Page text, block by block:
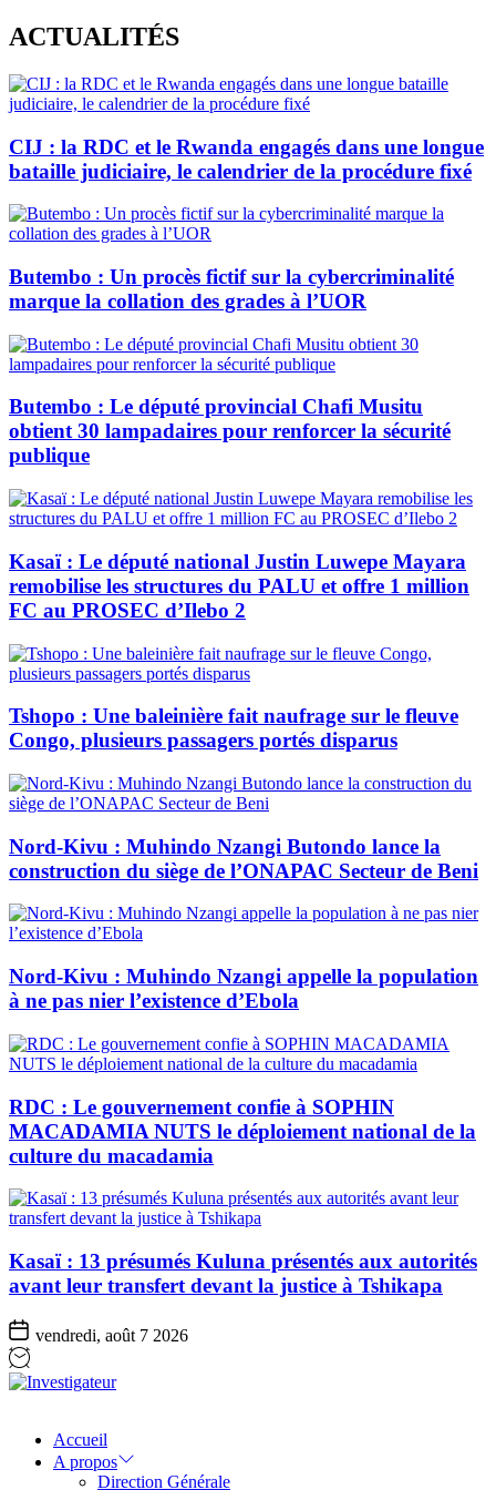
Skip
to
content
ACTUALITÉS
CIJ : la RDC et le Rwanda engagés dans une longue
bataille judiciaire, le calendrier de la procédure fixé
Butembo : Un procès fictif sur la cybercriminalité
marque la collation des grades à l’UOR
Butembo : Le député provincial Chafi Musitu
obtient 30 lampadaires pour renforcer la sécurité
publique
Kasaï : Le député national Justin Luwepe Mayara
remobilise les structures du PALU et offre 1 million
FC au PROSEC d’Ilebo 2
Tshopo : Une baleinière fait naufrage sur le fleuve
Congo, plusieurs passagers portés disparus
Nord-Kivu : Muhindo Nzangi Butondo lance la
construction du siège de l’ONAPAC Secteur de Beni
Nord-Kivu : Muhindo Nzangi appelle la population
à ne pas nier l’existence d’Ebola
RDC : Le gouvernement confie à SOPHIN
MACADAMIA NUTS le déploiement national de la
culture du macadamia
Kasaï : 13 présumés Kuluna présentés aux autorités
avant leur transfert devant la justice à Tshikapa
vendredi, août 7 2026
Accueil
A propos
Direction Générale